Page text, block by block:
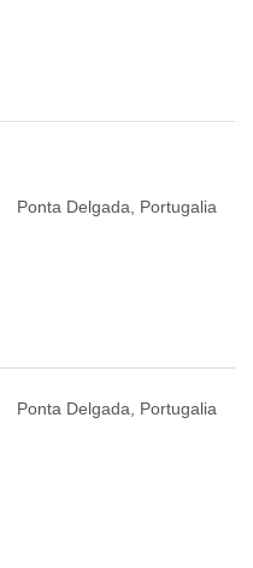
Ponta Delgada, Portugalia
Ponta Delgada, Portugalia